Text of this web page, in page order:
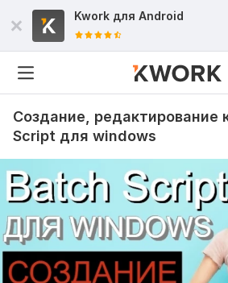
Kwork для Android
Создание, редактирование
Script для windows